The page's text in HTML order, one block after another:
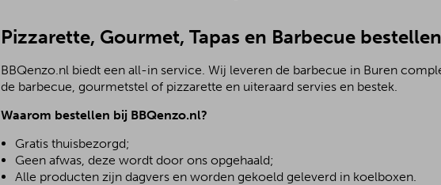
Pizzarette, Gourmet, Tapas en Barbecue
BBQenzo.nl biedt een all-in service. Wij leveren de barbecue in Buren
de barbecue, gourmetstel of pizzarette en uiteraard servies en bestek.
Waarom bestellen bij BBQenzo.nl?
Gratis thuisbezorgd;
Geen afwas, deze wordt door ons opgehaald;
Alle producten zijn dagvers en worden gekoeld geleverd in koelboxen.